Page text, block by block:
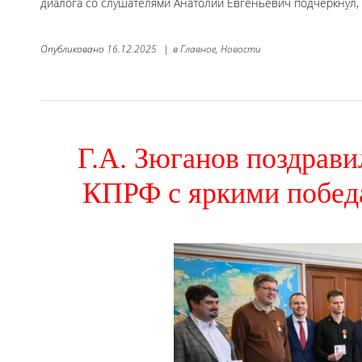
Опубликовано 16.12.2025 | вГлавное, Новости
Г.А. Зюганов
КПРФ с яркими